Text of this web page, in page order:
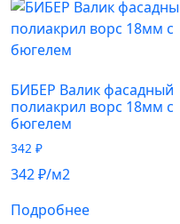
БИБЕР Валик фасадный
полиакрил ворс 18мм с
бюгелем
342 ₽
342₽/м2
Подробнее